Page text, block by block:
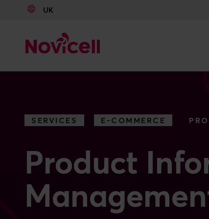
UK
SERVICES E-COMMERCE
Product